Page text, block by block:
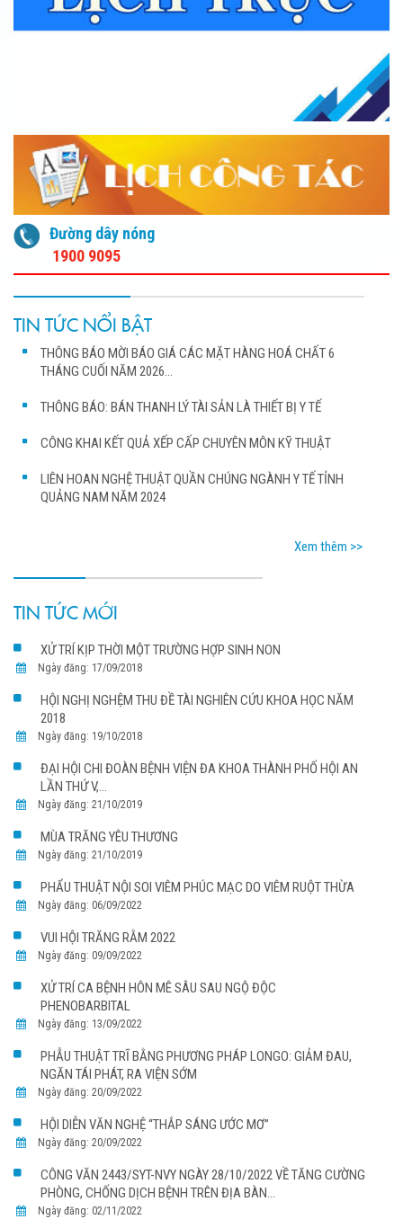
Đường dây nóng
1900 9095
TIN TỨC NỔI BẬT
THÔNG BÁO MỜI BÁO GIÁ CÁC MẶT HÀNG HOÁ CHẤT 6
THÁNG CUỐI NĂM 2026...
THÔNG BÁO: BÁN THANH LÝ TÀI SẢN LÀ THIẾT BỊ Y TẾ
CÔNG KHAI KẾT QUẢ XẾP CẤP CHUYÊN MÔN KỸ THUẬT
LIÊN HOAN NGHỆ THUẬT QUẦN CHÚNG NGÀNH Y TẾ TỈNH
QUẢNG NAM NĂM 2024
Xem thêm >>
TIN TỨC MỚI
XỬ TRÍ KỊP THỜI MỘT TRƯỜNG HỢP SINH NON
Ngày đăng: 17/09/2018
HỘI NGHỊ NGHỆM THU ĐỀ TÀI NGHIÊN CỨU KHOA HỌC NĂM
2018
Ngày đăng: 19/10/2018
ĐẠI HỘI CHI ĐOÀN BỆNH VIỆN ĐA KHOA THÀNH PHỐ HỘI AN
LẦN THỨ V,...
Ngày đăng: 21/10/2019
MÙA TRĂNG YÊU THƯƠNG
Ngày đăng: 21/10/2019
PHẨU THUẬT NỘI SOI VIÊM PHÚC MẠC DO VIÊM RUỘT THỪA
Ngày đăng: 06/09/2022
VUI HỘI TRĂNG RẰM 2022
Ngày đăng: 09/09/2022
XỬ TRÍ CA BỆNH HÔN MÊ SÂU SAU NGỘ ĐỘC
PHENOBARBITAL
Ngày đăng: 13/09/2022
PHẪU THUẬT TRĨ BẰNG PHƯƠNG PHÁP LONGO: GIẢM ĐAU,
NGĂN TÁI PHÁT, RA VIỆN SỚM
Ngày đăng: 20/09/2022
HỘI DIỄN VĂN NGHỆ “THẮP SÁNG ƯỚC MƠ”
Ngày đăng: 20/09/2022
CÔNG VĂN 2443/SYT-NVY NGÀY 28/10/2022 VỀ TĂNG CƯỜNG
PHÒNG, CHỐNG DỊCH BỆNH TRÊN ĐỊA BÀN...
Ngày đăng: 02/11/2022